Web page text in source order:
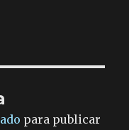
para publicar